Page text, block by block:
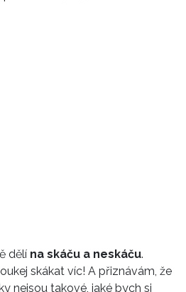
dělí na skáču a neskáču.
skákat víc! A přiznávám, že
nejsou takové, jaké bych si